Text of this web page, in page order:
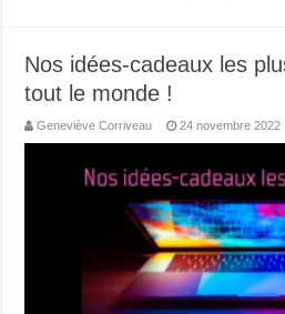
Nos idées-cadeaux les
tout le monde !
Geneviève Corriveau 24 novembre 2022